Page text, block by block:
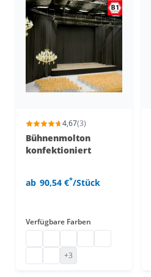
4,67(3)
Bühnenmolton
konfektioniert
ab 90,54 €*/Stück
Verfügbare Farben
Bühnenmolton nähen lassen
Bühnenmolton auf Maß
+3